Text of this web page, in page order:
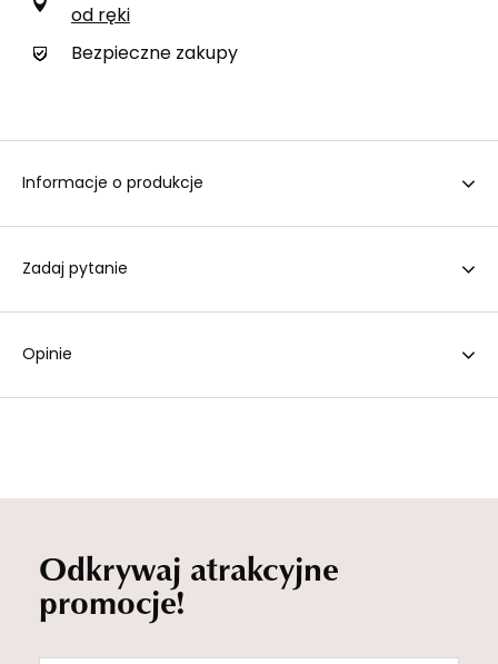
od ręki
Bezpieczne zakupy
Informacje o produkcje
Zadaj pytanie
Opinie
Odkrywaj atrakcyjne
promocje!